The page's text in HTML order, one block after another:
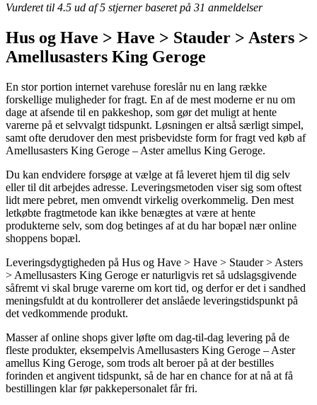
Vurderet til 4.5 ud af 5 stjerner baseret på 31 anmeldelser
Hus og Have > Have > Stauder > Asters >
Amellusasters King Geroge
En stor portion internet varehuse foreslår nu en lang række
forskellige muligheder for fragt. En af de mest moderne er nu om
dage at afsende til en pakkeshop, som gør det muligt at hente
varerne på et selvvalgt tidspunkt. Løsningen er altså særligt simpel,
samt ofte derudover den mest prisbevidste form for fragt ved køb af
Amellusasters King Geroge – Aster amellus King Geroge.
Du kan endvidere forsøge at vælge at få leveret hjem til dig selv
eller til dit arbejdes adresse. Leveringsmetoden viser sig som oftest
lidt mere pebret, men omvendt virkelig overkommelig. Den mest
letkøbte fragtmetode kan ikke benægtes at være at hente
produkterne selv, som dog betinges af at du har bopæl nær online
shoppens bopæl.
Leveringsdygtigheden på Hus og Have > Have > Stauder > Asters
> Amellusasters King Geroge er naturligvis ret så udslagsgivende
såfremt vi skal bruge varerne om kort tid, og derfor er det i sandhed
meningsfuldt at du kontrollerer det anslåede leveringstidspunkt på
det vedkommende produkt.
Masser af online shops giver løfte om dag-til-dag levering på de
fleste produkter, eksempelvis Amellusasters King Geroge – Aster
amellus King Geroge, som trods alt beroer på at der bestilles
forinden et angivent tidspunkt, så de har en chance for at nå at få
bestillingen klar før pakkepersonalet får fri.